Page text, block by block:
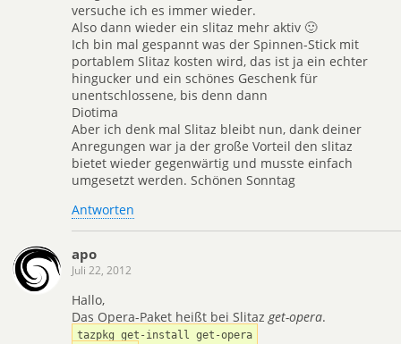
versuche ich es immer wieder.
Also dann wieder ein slitaz mehr aktiv 🙂
Ich bin mal gespannt was der Spinnen-Stick mit
portablem Slitaz kosten wird, das ist ja ein echter
hingucker und ein schönes Geschenk für
unentschlossene, bis denn dann
Diotima
Aber ich denk mal Slitaz bleibt nun, dank deiner
Anregungen war ja der große Vorteil den slitaz
bietet wieder gegenwärtig und musste einfach
umgesetzt werden. Schönen Sonntag
Antworten
apo
Juli 22, 2012
Hallo,
Das Opera-Paket heißt bei Slitaz get-opera.
tazpkg get-install get-opera